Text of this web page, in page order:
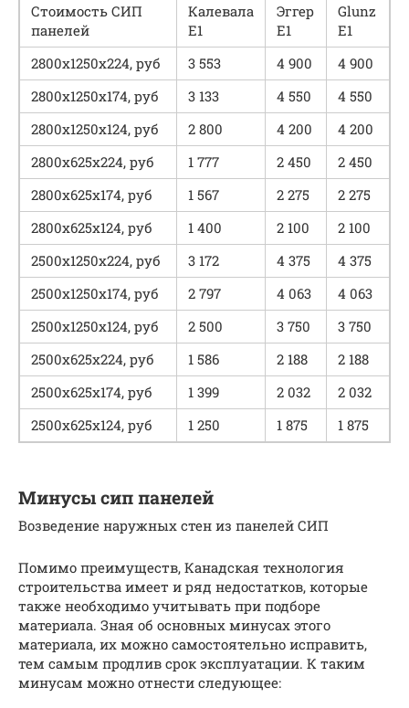
Стоимость СИП
панелей
Калевала
Е1
Эггер
Е1
Glunz
Е1
2800х1250х224, руб
3 553 4 900
4 900
2800х1250х174, руб
3 133 4 550
4 550
2800х1250х124, руб
2 800 4 200
4 200
2800х625х224, руб
1 777 2 450
2 450
2800х625х174, руб
1 567 2 275
2 275
2800х625х124, руб
1 400 2 100
2 100
2500х1250х224, руб
3 172 4 375
4 375
2500х1250х174, руб
2 797 4 063
4 063
2500х1250х124, руб
2 500 3 750
3 750
2500х625х224, руб
1 586 2 188
2 188
2500х625х174, руб
1 399 2 032
2 032
2500х625х124, руб
1 250 1 875 1 875
Минусы сип панелей
Возведение наружных стен из панелей СИП
Помимо преимуществ, Канадская технология
строительства имеет и ряд недостатков, которые
также необходимо учитывать при подборе
материала. Зная об основных минусах этого
материала, их можно самостоятельно исправить,
тем самым продлив срок эксплуатации. К таким
минусам можно отнести следующее: